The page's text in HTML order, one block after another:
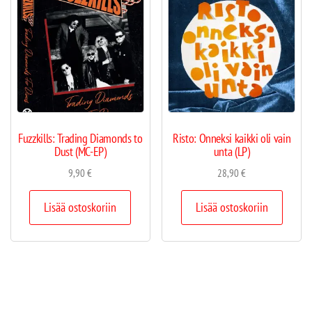
Fuzzkills: Trading Diamonds to
Dust (MC-EP)
9,90€
Lisää ostoskoriin
Risto: Onneksi kaikki oli vain
unta (LP)
28,90€
Lisää ostoskoriin